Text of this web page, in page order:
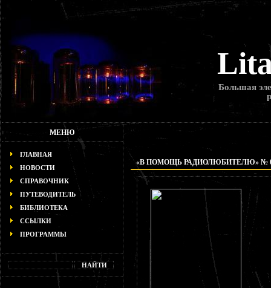
Большая
МЕНЮ
ГЛАВНАЯ
НОВОСТИ
СПРАВОЧНИК
ПУТЕВОДИТЕЛЬ
БИБЛИОТЕКА
ССЫЛКИ
ПРОГРАММЫ
«В ПОМОЩЬ РАДИОЛЮБИТЕЛЮ» №